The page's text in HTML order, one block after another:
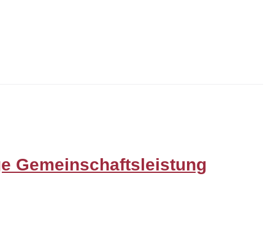
Gemeinschaftsleistung